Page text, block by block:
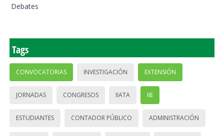
Debates
Tags
CONVOCATORIAS INVESTIGACIÓN EXTENSIÓN
JORNADAS CONGRESOS IIATA IIE
ESTUDIANTES CONTADOR PÚBLICO ADMINISTRACIÓN